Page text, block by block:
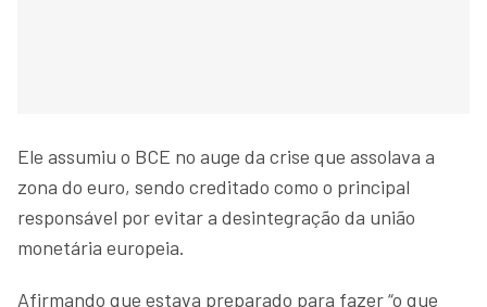
Ele assumiu o BCE no auge da crise que assolava a
zona do euro, sendo creditado como o principal
responsável por evitar a desintegração da união
monetária europeia.
Afirmando que estava preparado para fazer “o que